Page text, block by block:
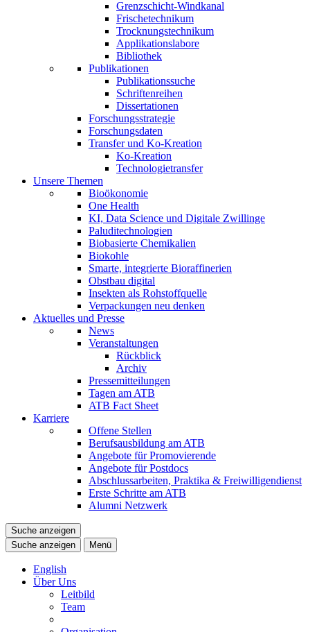
Grenzschicht-Windkanal
Frischetechnikum
Trocknungstechnikum
Applikationslabore
Bibliothek
Publikationen
Publikationssuche
Schriftenreihen
Dissertationen
Forschungsstrategie
Forschungsdaten
Transfer und Ko-Kreation
Ko-Kreation
Technologietransfer
Unsere Themen
Bioökonomie
One Health
KI, Data Science und Digitale Zwillinge
Paluditechnologien
Biobasierte Chemikalien
Biokohle
Smarte, integrierte Bioraffinerien
Obstbau digital
Insekten als Rohstoffquelle
Verpackungen neu denken
Aktuelles und Presse
News
Veranstaltungen
Rückblick
Archiv
Pressemitteilungen
Tagen am ATB
ATB Fact Sheet
Karriere
Offene Stellen
Berufsausbildung am ATB
Angebote für Promovierende
Angebote für Postdocs
Abschlussarbeiten, Praktika & Freiwilligendienst
Erste Schritte am ATB
Alumni Netzwerk
Suche anzeigen
Suche anzeigen
Menü
English
Über Uns
Leitbild
Team